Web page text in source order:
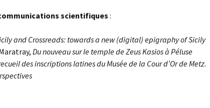
scientifiques:
and Crossreads: towards a new (digital) epigraphy of Sicily
Du nouveau sur le temple de Zeus Kasios à Péluse
des inscriptions latines du Musée de la Cour d’Or de Metz.